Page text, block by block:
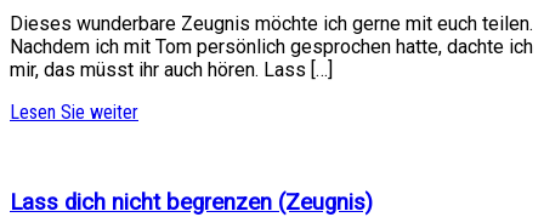
Dieses wunderbare Zeugnis möchte ich gerne mit euch teilen.
Nachdem ich mit Tom persönlich gesprochen hatte, dachte ich
mir, das müsst ihr auch hören. Lass […]
Lesen Sie weiter
Lass dich nicht begrenzen (Zeugnis)